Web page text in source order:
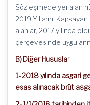
Sözleşmede yer alan
2019 Yıllarını
alanlar, 2017 yılında
çerçevesinde
B) Diğer Hususlar
1- 2018 yılında asgari
esas alınacak brüt